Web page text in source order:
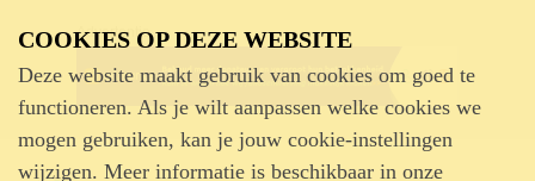
Advertentie
COOKIES OP DEZE WEBSITE
Deze website maakt gebruik van cookies om goed te
functioneren. Als je wilt aanpassen welke cookies we
mogen gebruiken, kan je jouw cookie-instellingen
wijzigen. Meer informatie is beschikbaar in onze